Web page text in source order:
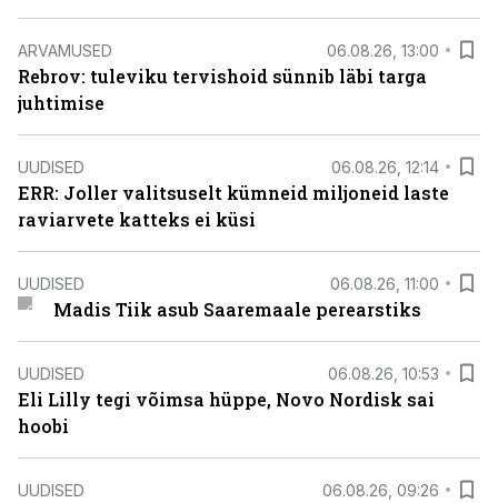
ARVAMUSED 06.08.26, 13:00
Rebrov: tuleviku tervishoid sünnib läbi targa
juhtimise
UUDISED 06.08.26, 12:14
ERR: Joller valitsuselt kümneid miljoneid laste
raviarvete katteks ei küsi
UUDISED 06.08.26, 11:00
Madis Tiik asub Saaremaale perearstiks
UUDISED 06.08.26, 10:53
Eli Lilly tegi võimsa hüppe, Novo Nordisk sai
hoobi
UUDISED 06.08.26, 09:26